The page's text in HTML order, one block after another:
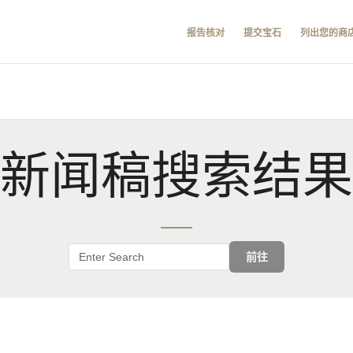
报告核对 提交宝石 列出您的商
新闻稿搜索结果
前往